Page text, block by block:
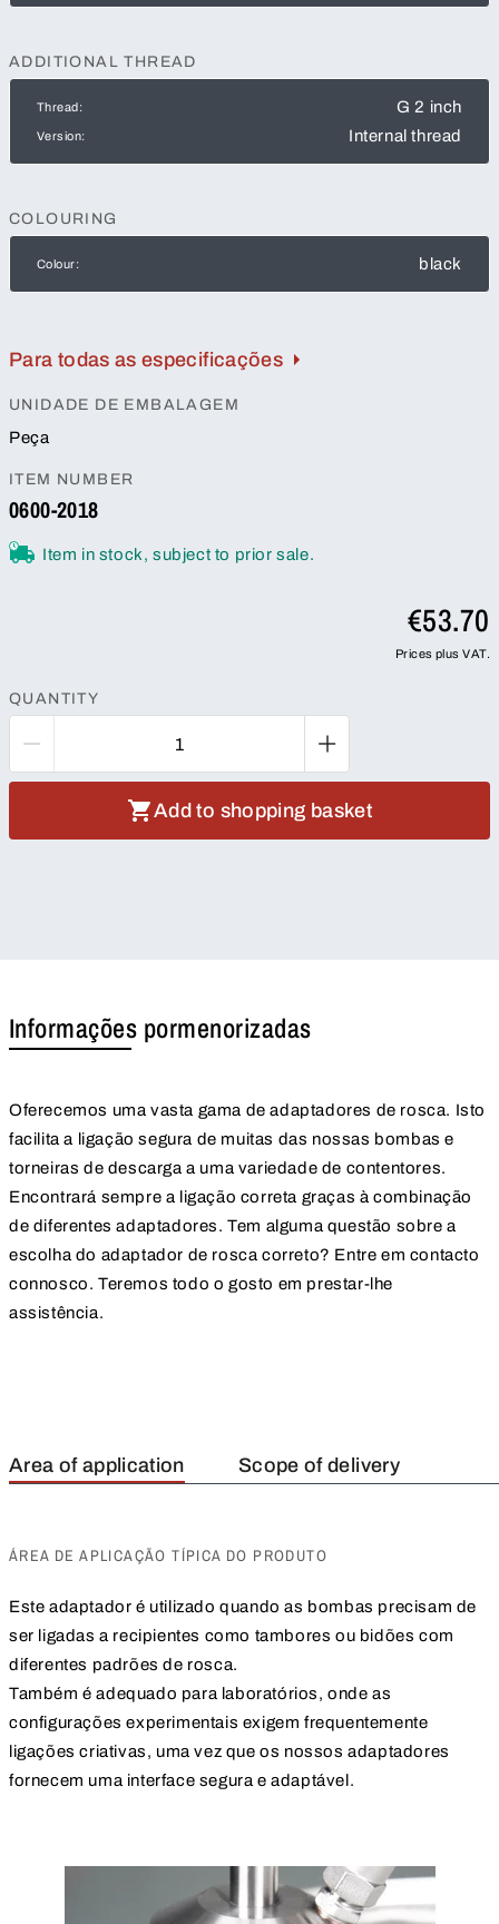
ADDITIONAL THREAD
Thread: G 2 inch
Version: Internal thread
COLOURING
Colour: black
Para todas as especificações
UNIDADE DE EMBALAGEM
Peça
ITEM NUMBER
0600-2018
Item in stock, subject to prior sale.
€53.70
Prices plus VAT.
QUANTITY
Add to shopping basket
Informações pormenorizadas
Oferecemos uma vasta gama de adaptadores de rosca. Isto
facilita a ligação segura de muitas das nossas bombas e
torneiras de descarga a uma variedade de contentores.
Encontrará sempre a ligação correta graças à combinação
de diferentes adaptadores. Tem alguma questão sobre a
escolha do adaptador de rosca correto? Entre em contacto
connosco. Teremos todo o gosto em prestar-lhe
assistência.
Area of application Scope of delivery
ÁREA DE APLICAÇÃO TÍPICA DO PRODUTO
Este adaptador é utilizado quando as bombas precisam de
ser ligadas a recipientes como tambores ou bidões com
diferentes padrões de rosca.
Também é adequado para laboratórios, onde as
configurações experimentais exigem frequentemente
ligações criativas, uma vez que os nossos adaptadores
fornecem uma interface segura e adaptável.